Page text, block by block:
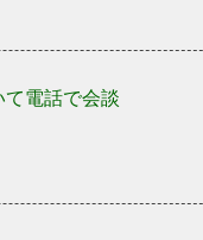
電話で会談